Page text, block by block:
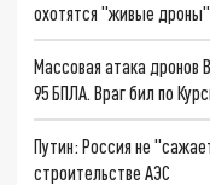
охотятся "живые дроны"
Массовая атака дронов
95 БПЛА. Враг бил по
Путин: Россия не
строительстве АЭС